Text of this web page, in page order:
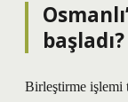
başladı?
Birleştirme işlemi